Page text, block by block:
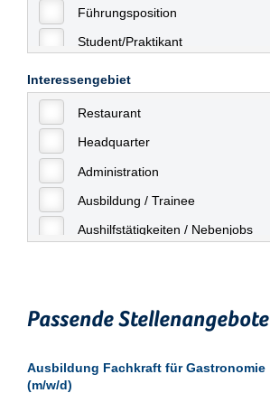
Düsseldorf
Erfurt
Essen
Frankfurt
Frankfurt am Main
Freiburg
Fulda
Göppingen
Hamburg
Heilbronn
Führungsposition
Student/Praktikant
Interessengebiet
Restaurant
Headquarter
Administration
Ausbildung / Trainee
Aushilfstätigkeiten / Nebenjobs
Sonstiges
Passende Stellenangebote
Ausbildung Fachkraft für Gastronomie
(m/w/d)